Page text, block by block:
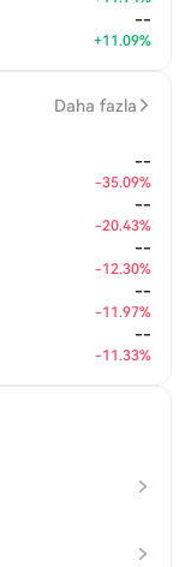
--
+11.09%
Daha fazla
--
-35.09%
--
-20.43%
--
-12.30%
--
-11.97%
--
-11.33%